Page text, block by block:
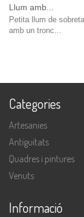
Llum amb...
Petita llum de
amb un tronc...
Categories
Artesanies
Antiguitats
Quadres i pintures
Venuts
Informació